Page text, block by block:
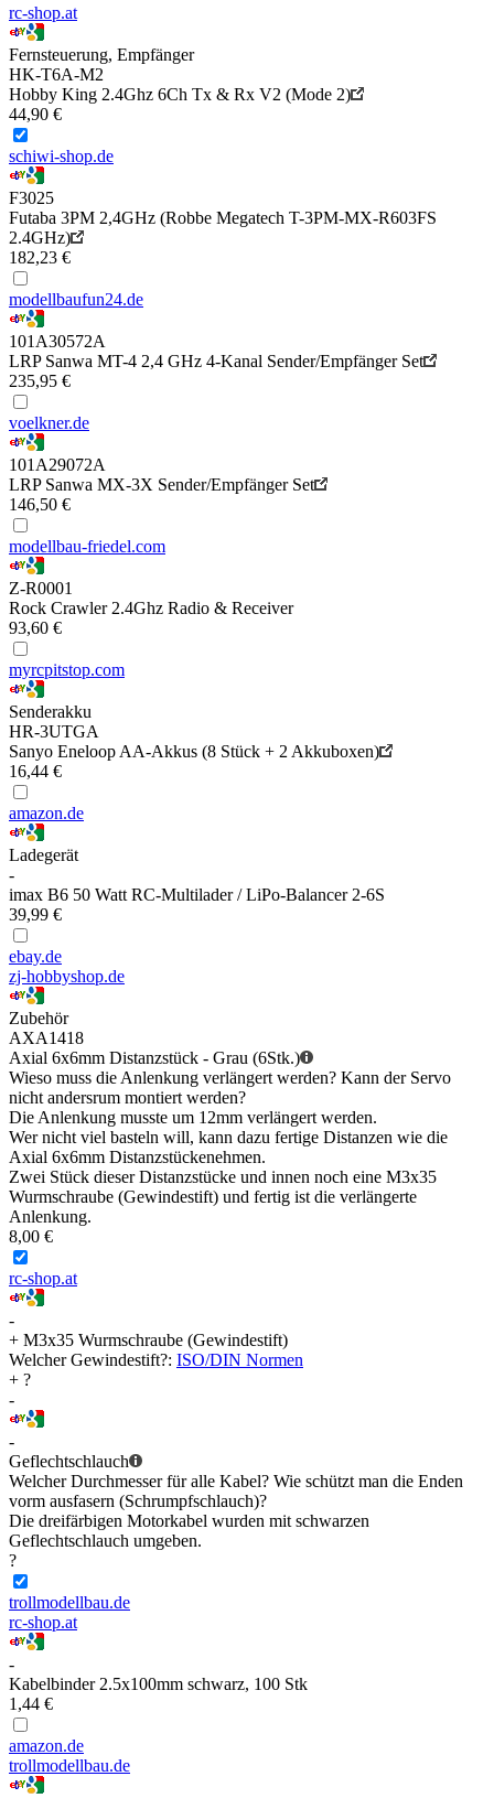
rc-shop.at
Fernsteuerung, Empfänger
HK-T6A-M2
Hobby King 2.4Ghz 6Ch Tx & Rx V2 (Mode 2)
44,90 €
schiwi-shop.de
F3025
Futaba 3PM 2,4GHz (Robbe Megatech T-3PM-MX-R603FS
2.4GHz)
182,23 €
modellbaufun24.de
101A30572A
LRP Sanwa MT-4 2,4 GHz 4-Kanal Sender/Empfänger Set
235,95 €
voelkner.de
101A29072A
LRP Sanwa MX-3X Sender/Empfänger Set
146,50 €
modellbau-friedel.com
Z-R0001
Rock Crawler 2.4Ghz Radio & Receiver
93,60 €
myrcpitstop.com
Senderakku
HR-3UTGA
Sanyo Eneloop AA-Akkus (8 Stück + 2 Akkuboxen)
16,44 €
amazon.de
Ladegerät
-
imax B6 50 Watt RC-Multilader / LiPo-Balancer 2-6S
39,99 €
ebay.de
zj-hobbyshop.de
Zubehör
AXA1418
Axial 6x6mm Distanzstück - Grau (6Stk.)
Wieso muss die Anlenkung verlängert werden? Kann der Servo
nicht andersrum montiert werden?
Die Anlenkung musste um 12mm verlängert werden.
Wer nicht viel basteln will, kann dazu fertige Distanzen wie die
Axial 6x6mm Distanzstückenehmen.
Zwei Stück dieser Distanzstücke und innen noch eine M3x35
Wurmschraube (Gewindestift) und fertig ist die verlängerte
Anlenkung.
8,00 €
rc-shop.at
-
+ M3x35 Wurmschraube (Gewindestift)
Welcher Gewindestift?: ISO/DIN Normen
+ ?
-
-
Geflechtschlauch
Welcher Durchmesser für alle Kabel? Wie schützt man die Enden
vorm ausfasern (Schrumpfschlauch)?
Die dreifärbigen Motorkabel wurden mit schwarzen
Geflechtschlauch umgeben.
?
trollmodellbau.de
rc-shop.at
-
Kabelbinder 2.5x100mm schwarz, 100 Stk
1,44 €
amazon.de
trollmodellbau.de